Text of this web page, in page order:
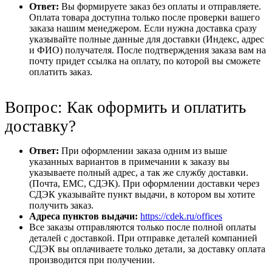
Ответ: Вы формируете заказ без оплаты и отправляете.
Оплата товара доступна только после проверки вашего
заказа нашим менеджером. Если нужна доставка сразу
указывайте полные данные для доставки (Индекс, адрес
и ФИО) получателя. После подтверждения заказа вам на
почту придет ссылка на оплату, по которой вы сможете
оплатить заказ.
Вопрос: Как оформить и оплатить
доставку?
Ответ: При оформлении заказа одним из выше
указанных вариантов в примечании к заказу вы
указываете полный адрес, а так же службу доставки.
(Почта, ЕМС, СДЭК). При оформлении доставки через
СДЭК указывайте пункт выдачи, в котором вы хотите
получить заказ.
Адреса пунктов выдачи: https://cdek.ru/offices
Все заказы отправляются только после полной оплаты
деталей с доставкой. При отправке деталей компанией
СДЭК вы оплачиваете только детали, за доставку оплата
производится при получении.